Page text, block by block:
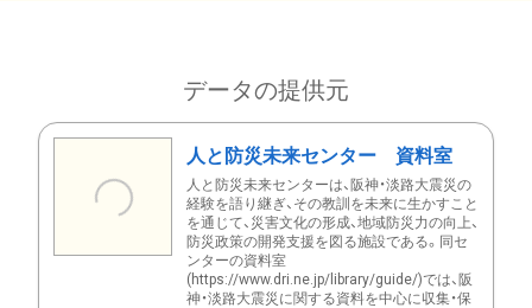
データの提供元
人と防災未来センター 資料室
人と防災未来センターは、阪神・淡路大震災の
経験を語り継ぎ、その教訓を未来に生かすこと
を通じて、災害文化の形成、地域防災力の向上、
防災政策の開発支援を図る施設である。同セ
ンターの資料室
(https://www.dri.ne.jp/library/guide/)では、阪
神・淡路大震災に関する資料を中心に収集・保